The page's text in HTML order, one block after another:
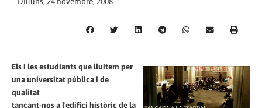
Els i les estudiants que lluitem per
una universitat pública i de
qualitat
tancant-nos a l'edifici històric de la